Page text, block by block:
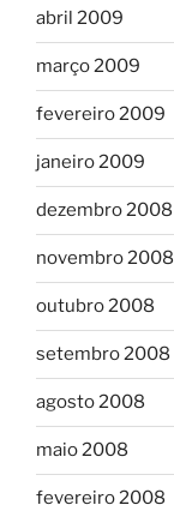
abril 2009
março 2009
fevereiro 2009
janeiro 2009
dezembro 2008
novembro 2008
outubro 2008
setembro 2008
agosto 2008
maio 2008
fevereiro 2008